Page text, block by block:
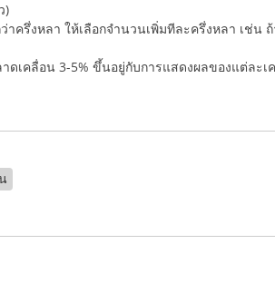
)
ครึ่งหลา ให้เลือกจำนวนเพิ่มทีละครึ่งหลา เช่น
ดเคลื่อน 3-5% ขึ้นอยู่กับการแสดงผลของแต่ละเ